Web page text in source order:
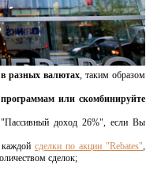
разных валютах, таким образом
или скомбинируйте
доход 26%", если Вы
каждой сделки по акции "Rebates",
сделок;